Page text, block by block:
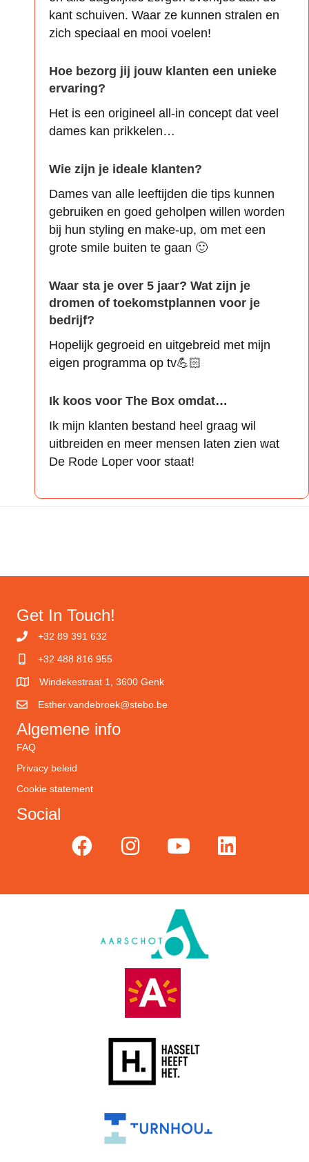
kant schuiven. Waar ze kunnen stralen en
zich speciaal en mooi voelen!
Hoe bezorg jij jouw klanten een unieke
ervaring?
Het is een origineel all-in concept dat veel
dames kan prikkelen…
Wie zijn je ideale klanten?
Dames van alle leeftijden die tips kunnen
gebruiken en goed geholpen willen worden
bij hun styling en make-up, om met een
grote smile buiten te gaan 🙂
Waar sta je over 5 jaar? Wat zijn je
dromen of toekomstplannen voor je
bedrijf?
Hopelijk gegroeid en uitgebreid met mijn
eigen programma op tv💪🏻
Ik koos voor The Box omdat…
Ik mijn klanten bestand heel graag wil
uitbreiden en meer mensen laten zien wat
De Rode Loper voor staat!
Get In Touch!
+32 89 391 632
+32 488 816 955
Windekestraat 1, 3600 Genk
Esther.vandebroek@stebo.be
Algemene info
FAQ
Privacy beleid
Cookie statement
Social